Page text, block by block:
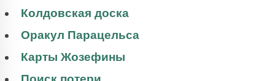
Колдовская доска
Оракул Парацельса
Карты Жозефины